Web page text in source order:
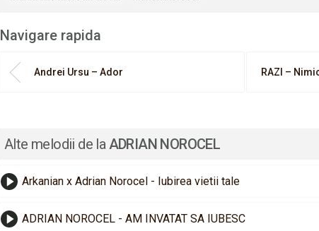
Navigare rapida
Andrei Ursu – Ador RAZI –
Alte melodii de laADRIAN NOROCEL
Arkanian x Adrian Norocel - Iubirea vietii tale
ADRIAN NOROCEL - AM INVATAT SA IUBESC